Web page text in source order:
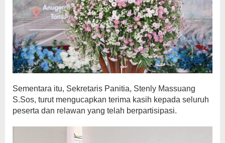
Sementara itu, Sekretaris Panitia, Stenly Massuang
S.Sos, turut mengucapkan terima kasih kepada seluruh
peserta dan relawan yang telah berpartisipasi.